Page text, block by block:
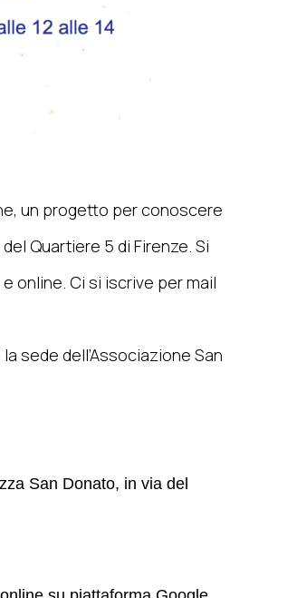
un progetto per conoscere
Quartiere 5 di Firenze. Si
online. Ci si iscrive per mail
sede dell’Associazione San
San Donato, in via del